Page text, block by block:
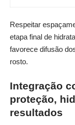
Respeitar
etapa final de
favorece difusão
rosto.
Integração
proteção,
resultados